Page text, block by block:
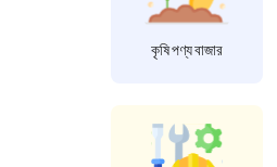
কৃষি পণ্য বাজার